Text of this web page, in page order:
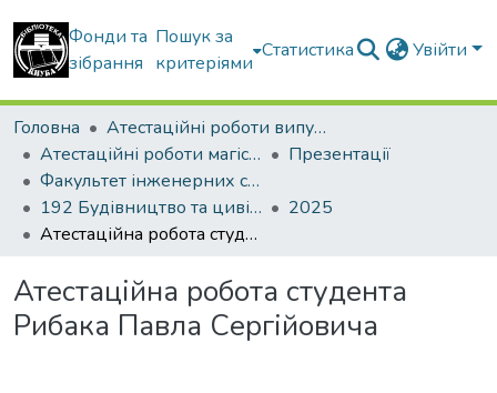
Фонди та
зібрання
Пошук за
критеріями
Статистика Увійти
Головна
Атестаційні роботи випускників
Атестаційні роботи магістрів
Презентації
Факультет інженерних систем та екології
192 Будівництво та цивільна інженерія. Водопостачання та водовідведення
2025
Атестаційна робота студента Рибака Павла Сергійовича
Атестаційна робота студента
Рибака Павла Сергійовича